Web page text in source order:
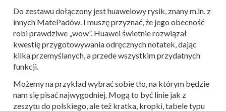
Do zestawu dołączony jest huaweiowy rysik, znany m.in. z
innych MatePadów. I muszę przyznać, że jego obecność
robi prawdziwe „wow”. Huawei świetnie rozwiązał
kwestię przygotowywania odręcznych notatek, dając
kilka przemyślanych, a przede wszystkim przydatnych
funkcji.
Możemy na przykład wybrać sobie tło, na którym będzie
nam się pisać najwygodniej. Mogą to być linie jak z
zeszytu do polskiego, ale też kratka, kropki, tabele typu